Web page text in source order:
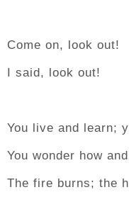
Come on, look out!
I said, look out!
You live and learn;
You wonder how
The fire burns; the